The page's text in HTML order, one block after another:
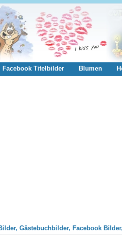
Facebook Titelbilder Blumen
Gästebuchbilder, Facebook